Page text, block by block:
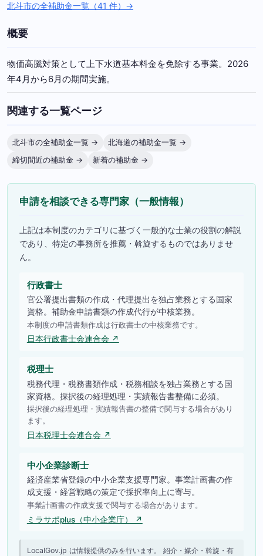
北斗市の全補助金一覧（41 件）→
概要
物価高騰対策として上下水道基本料金を免除する事業。2026
年4月から6月の期間実施。
関連する一覧ページ
北斗市の全補助金一覧 →
北海道の補助金一覧 →
締切間近の補助金 →
新着の補助金 →
申請を相談できる専門家（一般情報）
上記は本制度のカテゴリに基づく一般的な士業の役割の解説
であり、特定の事務所を推薦・斡旋するものではありませ
ん。
行政書士
官公署提出書類の作成・代理提出を独占業務とする国家
資格。補助金申請書類の作成代行が中核業務。
本制度の申請書類作成は行政書士の中核業務です。
日本行政書士会連合会 ↗
税理士
税務代理・税務書類作成・税務相談を独占業務とする国
家資格。採択後の経理処理・実績報告書整備に必須。
採択後の経理処理・実績報告書の整備で関与する場合があり
ます。
日本税理士会連合会 ↗
中小企業診断士
経済産業省登録の中小企業支援専門家。事業計画書の作
成支援・経営戦略の策定で採択率向上に寄与。
事業計画書の作成支援で関与する場合があります。
ミラサポplus（中小企業庁） ↗
LocalGov.jp は情報提供のみを行います。 紹介・媒介・斡旋・有